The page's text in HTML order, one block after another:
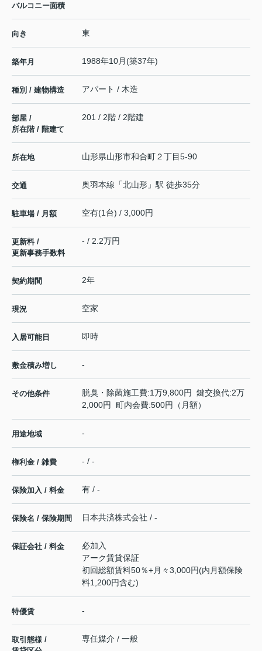
バルコニー面積
向き 東
築年月 1988年10月(築37年)
種別 / 建物構造 アパート / 木造
部屋 /
所在階 / 階建て
201 / 2階 / 2階建
所在地 山形県山形市和合町２丁目5-90
交通 奥羽本線 「北山形 」駅 徒歩35分
駐車場 / 月額 空有(1台) / 3,000円
更新料 /
更新事務手数料
- / 2.2万円
契約期間 2年
現況 空家
入居可能日 即時
敷金積み増し -
その他条件
脱臭・除菌施工費:1万9,800円 鍵交換代:2万
2,000円 町内会費:500円（月額）
用途地域 -
権利金 / 雑費 - / -
保険加入 / 料金 有 / -
保険名 / 保険期間 日本共済株式会社 / -
保証会社 / 料金
必加入
アーク賃貸保証
初回総額賃料50％+月々3,000円(内月額保険
料1,200円含む)
特優賃 -
取引態様 /
専任媒介 / 一般